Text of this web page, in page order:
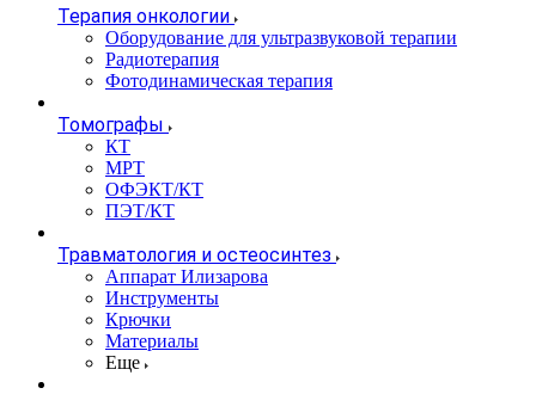
Терапия онкологии
Оборудование для ультразвуковой терапии
Радиотерапия
Фотодинамическая терапия
Томографы
КТ
МРТ
ОФЭКТ/КТ
ПЭТ/КТ
Травматология и остеосинтез
Аппарат Илизарова
Инструменты
Крючки
Материалы
Еще